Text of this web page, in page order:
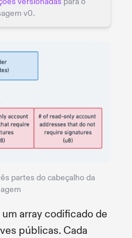
v0.
partes do cabeçalho da
um array codificado de
públicas. Cada